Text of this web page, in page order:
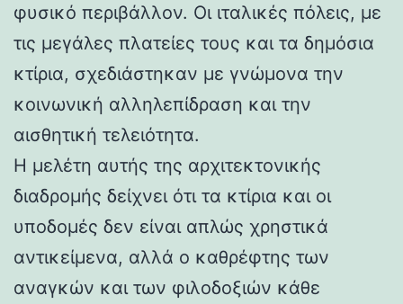
φυσικό περιβάλλον. Οι ιταλικές πόλεις, με
τις μεγάλες πλατείες τους και τα δημόσια
κτίρια, σχεδιάστηκαν με γνώμονα την
κοινωνική αλληλεπίδραση και την
αισθητική τελειότητα.
Η μελέτη αυτής της αρχιτεκτονικής
διαδρομής δείχνει ότι τα κτίρια και οι
υποδομές δεν είναι απλώς χρηστικά
αντικείμενα, αλλά ο καθρέφτης των
αναγκών και των φιλοδοξιών κάθε